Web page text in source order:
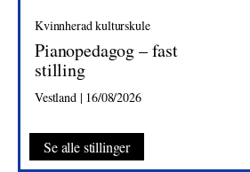
Kvinnherad kulturskule
Pianopedagog – fast
stilling
Vestland | 16/08/2026
Se alle stillinger